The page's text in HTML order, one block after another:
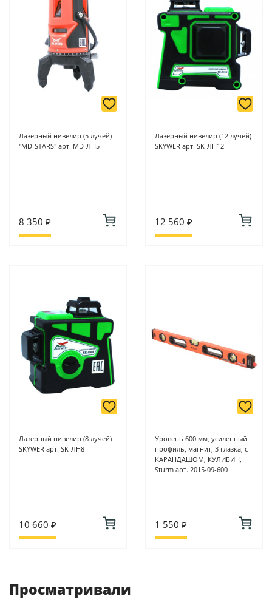
Для юридических лиц: переводом на расчетный счет при
онлайн оплате заказа на сайте.
Подробнее о способах оплаты можно узнать здесь - "Оплата"
Лазерный нивелир (5 лучей)
"MD-STARS" арт. MD-ЛН5
8 350 ₽
Лазерный нивелир (12 лучей)
SKYWER арт. SK-ЛН12
12 560 ₽
Лазерный нивелир (8 лучей)
SKYWER арт. SK-ЛН8
10 660 ₽
Уровень 600 мм, усиленный
профиль, магнит, 3 глазка, с
КАРАНДАШОМ, КУЛИБИН,
Sturm арт. 2015-09-600
1 550 ₽
Просматривали